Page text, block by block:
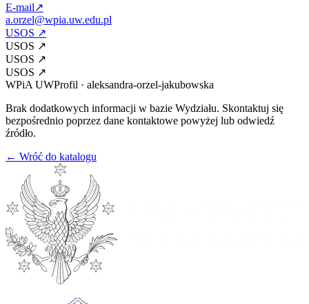
E-mail↗
a.orzel@wpia.uw.edu.pl
USOS ↗
USOS ↗
USOS ↗
USOS ↗
WPiA UWProfil · aleksandra-orzel-jakubowska
Brak dodatkowych informacji w bazie Wydziału. Skontaktuj się
bezpośrednio poprzez dane kontaktowe powyżej lub odwiedź
źródło.
← Wróć do katalogu